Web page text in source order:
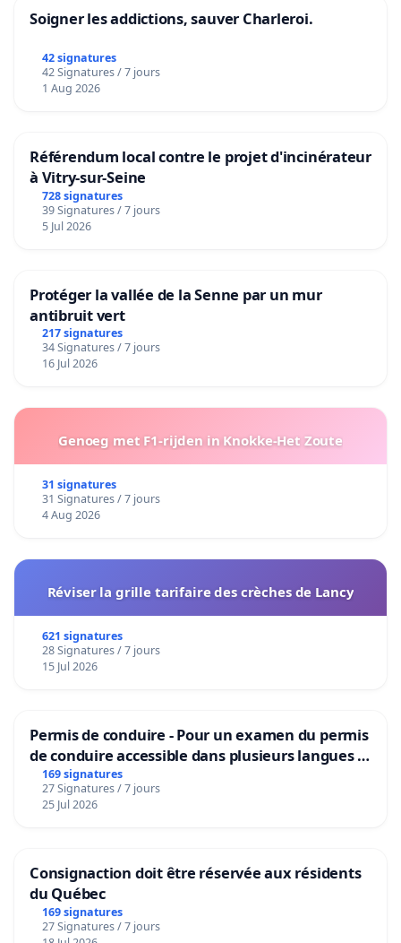
Soigner les addictions, sauver Charleroi.
42 signatures
42 Signatures / 7 jours
1 Aug 2026
Référendum local contre le projet d'incinérateur
à Vitry-sur-Seine
728 signatures
39 Signatures / 7 jours
5 Jul 2026
Protéger la vallée de la Senne par un mur
antibruit vert
217 signatures
34 Signatures / 7 jours
16 Jul 2026
Genoeg met F1-rijden in Knokke-Het Zoute
31 signatures
31 Signatures / 7 jours
4 Aug 2026
Réviser la grille tarifaire des crèches de Lancy
621 signatures
28 Signatures / 7 jours
15 Jul 2026
Permis de conduire - Pour un examen du permis
de conduire accessible dans plusieurs langues à
Bruxelles
169 signatures
27 Signatures / 7 jours
25 Jul 2026
Consignaction doit être réservée aux résidents
du Québec
169 signatures
27 Signatures / 7 jours